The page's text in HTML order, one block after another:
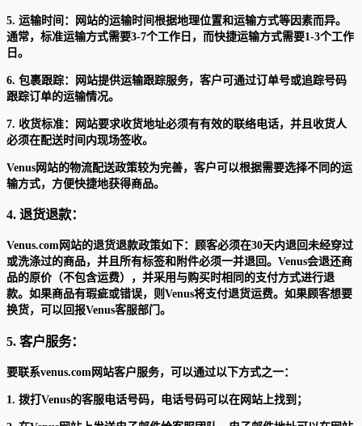
5. 运输时间：网站的运输时间根据地理位置和运输方式等因素而异。
通常，标准运输方式需要3-7个工作日，而快捷运输方式需要1-3个工作
日。
6. 包裹跟踪：网站提供运输跟踪服务，客户可通过订单号或追踪号码
跟踪订单的运输情况。
7. 收货标准：网站要求收货地址必须有有效的联络电话，并且收货人
必须在配送时间内现场签收。
Venus网站的物流配送政策较为完善，客户可以根据需要选择不同的运
输方式，方便快捷地获得商品。
4. 退货退款：
Venus.com网站的退货退款政策如下：顾客必须在30天内退回未经穿过
或洗涤过的商品，并且所有标签和附件必须一并退回。Venus会退还商
品的原价（不包含运费），并采用与购买时相同的支付方式进行退
款。如果商品有瑕疵或错误，则Venus将支付退货运费。如果顾客想要
换货，可以回报Venus客服部门。
5. 客户服务：
要联系venus.com网站客户服务，可以通过以下方式之一：
1. 拨打Venus的客服电话号码，电话号码可以在网站上找到；